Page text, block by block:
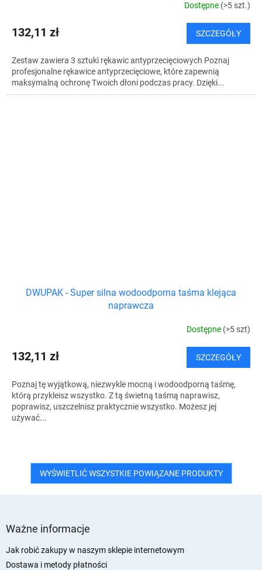
Dostępne (>5 szt.)
132,11 zł SZCZEGÓŁY
Zestaw zawiera 3 sztuki rękawic antyprzecięciowych Poznaj
profesjonalne rękawice antyprzecięciowe, które zapewnią
maksymalną ochronę Twoich dłoni podczas pracy. Dzięki...
DWUPAK - Super silna wodoodporna taśma klejąca
naprawcza
Dostępne (>5 szt)
132,11 zł SZCZEGÓŁY
Poznaj tę wyjątkową, niezwykle mocną i wodoodporną taśmę,
którą przykleisz wszystko. Z tą świetną taśmą naprawisz,
poprawisz, uszczelnisz praktycznie wszystko. Możesz jej
używać...
WYŚWIETLIĆ WSZYSTKIE POWIĄZANE PRODUKTY
Ważne informacje
Jak robić zakupy w naszym sklepie internetowym
Dostawa i metody płatności